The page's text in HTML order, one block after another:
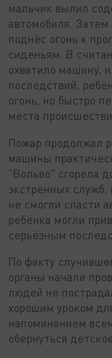
мальчик вылил
автомобиля. Затем
поднёс огонь к
сиденьям. В
охватило машину,
последствий,
огонь, но быстро
места
Пожар продолжал
машины
"Вольво" сгорела
экстренных
не смогли спасти
ребёнка могли
серьёзным
По факту
органы начали
людей не
хорошим уроком
напоминанием
обернуться